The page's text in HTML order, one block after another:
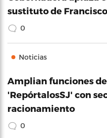
sustituto de
0
Noticias
Amplian funciones
'RepórtalosSJ' con
racionamiento
0